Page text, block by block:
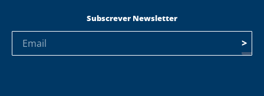
Subscrever Newsletter
>